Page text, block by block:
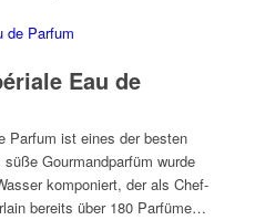
Eau de
Parfum ist eines der besten
Gourmandparfüm wurde
komponiert, der als Chef-
bereits über 180 Parfüme…